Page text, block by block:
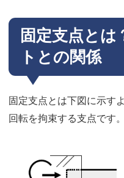
固定支点とは
トとの関係
固定支点とは下図に示す
回転を拘束する支点です。